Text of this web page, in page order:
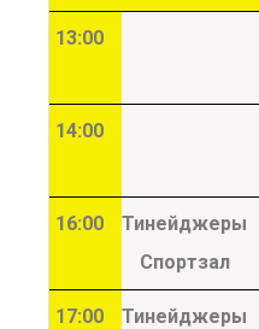
13:00
14:00
16:00
Тинейджеры
Спортзал
17:00
Тинейджеры